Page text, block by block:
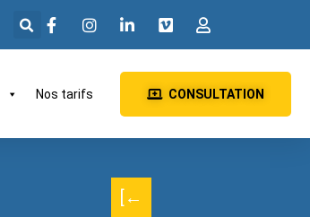
Nos tarifs CONSULTATION
[←